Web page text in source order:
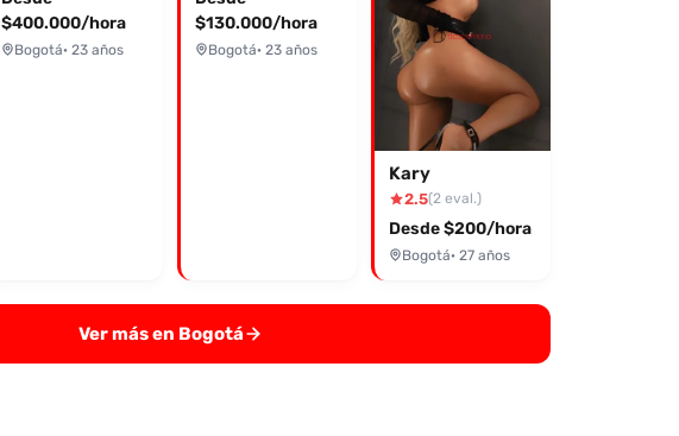
$400.000/hora
Bogotá· 23 años
$130.000/hora
Bogotá· 23 años
Kary
2.5(2 eval.)
Desde $200/hora
Bogotá· 27 años
Ver más en Bogotá